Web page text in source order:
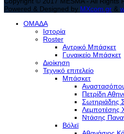
Powered & Designed by MXcom.gr &
ΟΜΑΔΑ
Ιστορία
Roster
Αντρικό Μπάσκετ
Γυναικείο Μπάσκετ
Διοίκηση
Τεχνικό επιτελείο
Μπάσκετ
Πετρίδη
Σωτηριάδης
Λεμποτέσης
Ντάσης
Βόλεϊ